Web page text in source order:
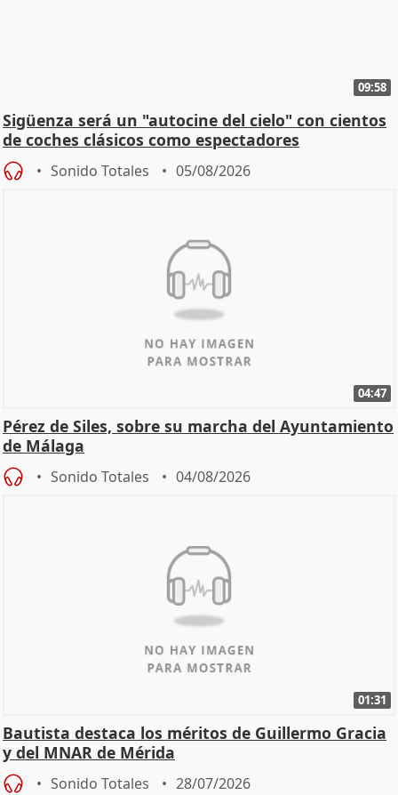
09:58
Sigüenza será un "autocine del cielo" con cientos
de coches clásicos como espectadores
Sonido Totales 05/08/2026
04:47
Pérez de Siles, sobre su marcha del Ayuntamiento
de Málaga
Sonido Totales 04/08/2026
01:31
Bautista destaca los méritos de Guillermo Gracia
y del MNAR de Mérida
Sonido Totales 28/07/2026